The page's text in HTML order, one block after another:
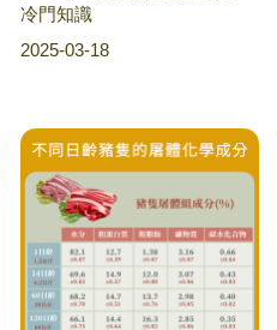
冷門知識
2025-03-18